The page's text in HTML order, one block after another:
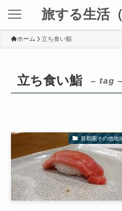
旅する生活
ホーム 立ち食い鮨
立ち食い鮨 – tag –
首都圏その他地